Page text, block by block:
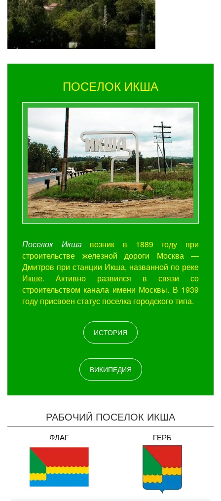
ПОСЕЛОК ИКША
Поселок Икша возник в 1889 году при
строительстве железной дороги Москва —
Дмитров при станции Икша, названной по реке
Икше. Активно развился в связи со
строительством канала имени Москвы. В 1939
году присвоен статус поселка городского типа.
ИСТОРИЯ
ВИКИПЕДИЯ
РАБОЧИЙ ПОСЕЛОК ИКША
ФЛАГ ГЕРБ